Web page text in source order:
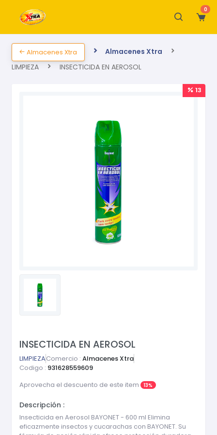
0
Almacenes Xtra
Almacenes Xtra
LIMPIEZA
INSECTICIDA EN AEROSOL
13
INSECTICIDA EN AEROSOL
LIMPIEZAComercio : Almacenes Xtra
Codigo : 931628559609
Aprovecha el descuento de este item
13%
Descripción :
Insecticida en Aerosol BAYONET - 600 ml Elimina
eficazmente insectos y cucarachas con BAYONET. Su